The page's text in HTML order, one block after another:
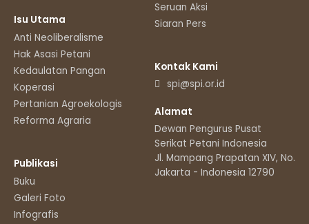
Isu Utama
Anti Neoliberalisme
Hak Asasi Petani
Kedaulatan Pangan
Koperasi
Pertanian Agroekologis
Reforma Agraria
Publikasi
Buku
Galeri Foto
Infografis
Seruan Aksi
Siaran Pers
Kontak Kami
spi@spi.or.id
Alamat
Dewan Pengurus Pusat
Serikat Petani Indonesia
Jl. Mampang Prapatan XIV, No.11
Jakarta - Indonesia 12790